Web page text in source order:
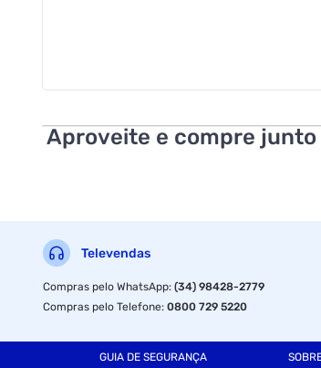
Aproveite e compre junto
Televendas
Compras pelo WhatsApp:(34) 98428-2779
Compras pelo Telefone:0800 729 5220
GUIA DE SEGURANÇA